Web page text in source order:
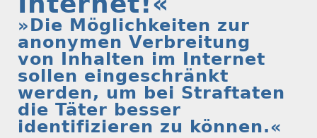
»Die Möglichkeiten zur
anonymen Verbreitung
von Inhalten im Internet
sollen eingeschränkt
werden, um bei Straftaten
die Täter besser
identifizieren zu können.«